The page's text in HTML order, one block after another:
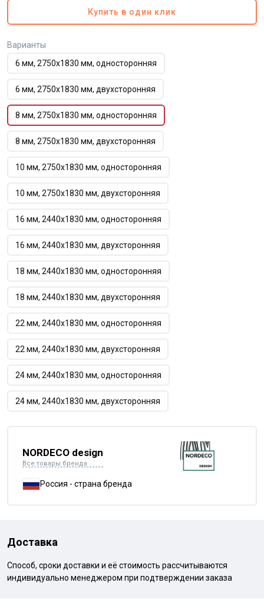
Купить в один клик
Варианты
6 мм, 2750х1830 мм, односторонняя
6 мм, 2750х1830 мм, двухсторонняя
8 мм, 2750х1830 мм, односторонняя
8 мм, 2750х1830 мм, двухсторонняя
10 мм, 2750х1830 мм, односторонняя
10 мм, 2750х1830 мм, двухсторонняя
16 мм, 2440х1830 мм, односторонняя
16 мм, 2440х1830 мм, двухсторонняя
18 мм, 2440х1830 мм, односторонняя
18 мм, 2440х1830 мм, двухсторонняя
22 мм, 2440х1830 мм, односторонняя
22 мм, 2440х1830 мм, двухсторонняя
24 мм, 2440х1830 мм, односторонняя
24 мм, 2440х1830 мм, двухсторонняя
NORDECO design
Все товары бренда
Россия - страна бренда
Доставка
Способ, сроки доставки и её стоимость рассчитываются
индивидуально менеджером при подтверждении заказа